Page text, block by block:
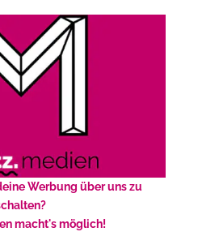
Werbung über uns zu
macht's möglich!